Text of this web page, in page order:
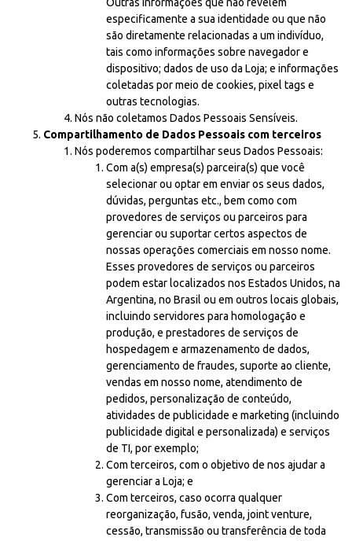
especificamente a sua identidade ou que não
são diretamente relacionadas a um indivíduo,
tais como informações sobre navegador e
dispositivo; dados de uso da Loja; e informações
coletadas por meio de cookies, pixel tags e
outras tecnologias.
Nós não coletamos Dados Pessoais Sensíveis.
Compartilhamento de Dados Pessoais com terceiros
Nós poderemos compartilhar seus Dados Pessoais:
Com a(s) empresa(s) parceira(s) que você
selecionar ou optar em enviar os seus dados,
dúvidas, perguntas etc., bem como com
provedores de serviços ou parceiros para
gerenciar ou suportar certos aspectos de
nossas operações comerciais em nosso nome.
Esses provedores de serviços ou parceiros
podem estar localizados nos Estados Unidos, na
Argentina, no Brasil ou em outros locais globais,
incluindo servidores para homologação e
produção, e prestadores de serviços de
hospedagem e armazenamento de dados,
gerenciamento de fraudes, suporte ao cliente,
vendas em nosso nome, atendimento de
pedidos, personalização de conteúdo,
atividades de publicidade e marketing (incluindo
publicidade digital e personalizada) e serviços
de TI, por exemplo;
Com terceiros, com o objetivo de nos ajudar a
gerenciar a Loja; e
Com terceiros, caso ocorra qualquer
reorganização, fusão, venda, joint venture,
cessão, transmissão ou transferência de toda